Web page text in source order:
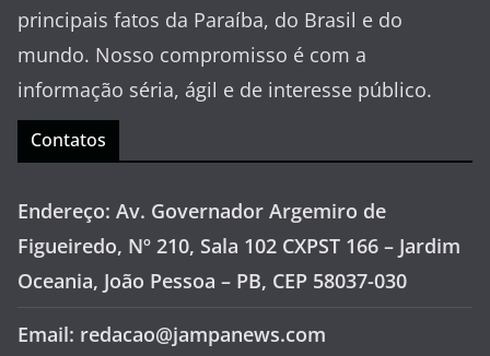
principais fatos da Paraíba, do Brasil e do
mundo. Nosso compromisso é com a
informação séria, ágil e de interesse público.
Contatos
Endereço: Av. Governador Argemiro de
Figueiredo, Nº 210, Sala 102 CXPST 166 – Jardim
Oceania, João Pessoa – PB, CEP 58037-030
Email: redacao@jampanews.com